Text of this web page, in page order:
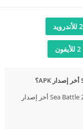
1. اضغط على ملف APK تحميل المعارك البحرية Sea Battle 2 أخر إصدار